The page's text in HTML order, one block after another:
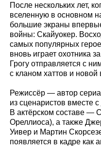
После нескольких лет,
вселенную в основном
большие экраны
войны: Скайуокер.
самых популярных
вновь играет охотника
Грогу отправляется с
с кланом хаттов и новой
Режиссёр — автор
из сценаристов вместе
В актёрском составе —
Ореллиоса), а также
Уивер и Мартин
появляется в кадре как